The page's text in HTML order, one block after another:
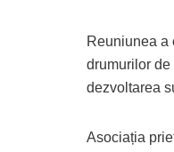
Reuniunea a
drumurilor
dezvoltarea
Asociația